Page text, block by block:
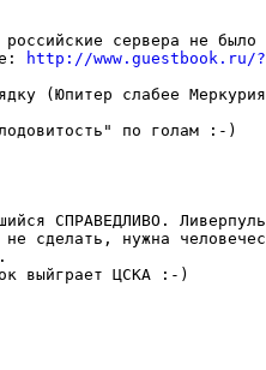
сервера не было
http://www.guestbook.ru/
(Юпитер слабее
по голам :-)
СПРАВЕДЛИВО.
сделать, нужна
выйграет ЦСКА :-)